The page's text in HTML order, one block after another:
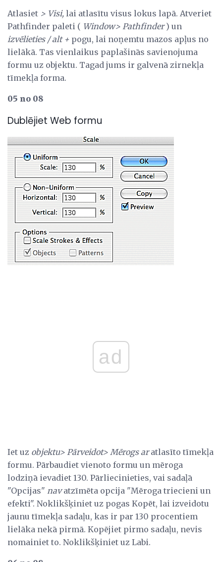
Atlasiet > Visi, lai atlasītu visus lokus lapā. Atveriet
Pathfinder paleti ( Window> Pathfinder) un
izvēlieties / alt + pogu, lai noņemtu mazos apļus no
lielākā. Tas vienlaikus paplašinās savienojuma
formu uz objektu. Tagad jums ir galvenā zirnekļa
tīmekļa forma.
05 no 08
Dublējiet Web formu
ad
Iet uz objektu> Pārveidot> Mērogs aratlasīto tīmekļa
formu. Pārbaudiet vienoto formu un mēroga
lodziņā ievadiet 130. Pārliecinieties, vai sadaļā
"Opcijas" navatzīmēta opcija "Mēroga triecieni un
efekti". Noklikšķiniet uz pogas Kopēt, lai izveidotu
jaunu tīmekļa sadaļu, kas ir par 130 procentiem
lielāka nekā pirmā. Kopējiet pirmo sadaļu, nevis
nomainiet to. Noklikšķiniet uz Labi.